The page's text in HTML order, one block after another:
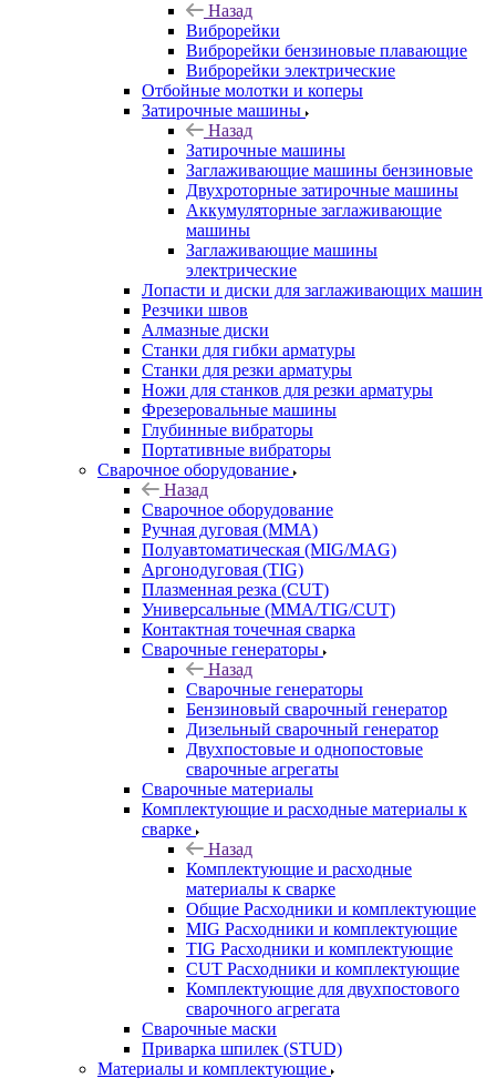
Назад
Виброрейки
Виброрейки бензиновые плавающие
Виброрейки электрические
Отбойные молотки и коперы
Затирочные машины
Назад
Затирочные машины
Заглаживающие машины бензиновые
Двухроторные затирочные машины
Аккумуляторные заглаживающие
машины
Заглаживающие машины
электрические
Лопасти и диски для заглаживающих машин
Резчики швов
Алмазные диски
Станки для гибки арматуры
Станки для резки арматуры
Ножи для станков для резки арматуры
Фрезеровальные машины
Глубинные вибраторы
Портативные вибраторы
Сварочное оборудование
Назад
Сварочное оборудование
Ручная дуговая (MMA)
Полуавтоматическая (MIG/MAG)
Аргонодуговая (TIG)
Плазменная резка (CUT)
Универсальные (MMA/TIG/CUT)
Контактная точечная сварка
Сварочные генераторы
Назад
Сварочные генераторы
Бензиновый сварочный генератор
Дизельный сварочный генератор
Двухпостовые и однопостовые
сварочные агрегаты
Сварочные материалы
Комплектующие и расходные материалы к
сварке
Назад
Комплектующие и расходные
материалы к сварке
Общие Расходники и комплектующие
MIG Расходники и комплектующие
TIG Расходники и комплектующие
CUT Расходники и комплектующие
Комплектующие для двухпостового
сварочного агрегата
Сварочные маски
Приварка шпилек (STUD)
Материалы и комплектующие